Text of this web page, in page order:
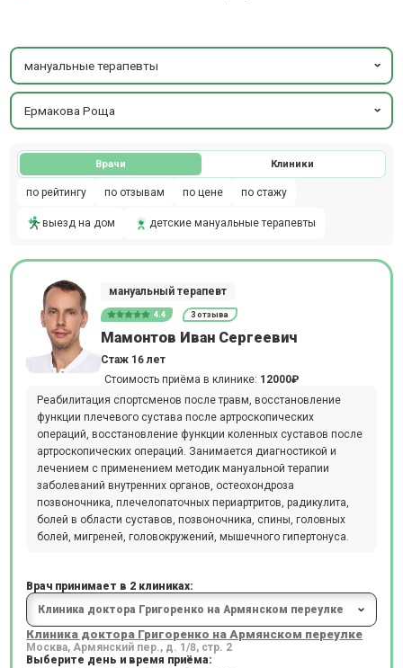
мануальные терапевты
Ермакова Роща
Врачи Клиники
по рейтингу по отзывам по цене по стажу
выезд на дом детские мануальные терапевты
мануальный терапевт
4.4 3 отзыва
Мамонтов Иван Сергеевич
Стаж 16 лет
Стоимость приёма в клинике: 12000₽
Реабилитация спортсменов после травм, восстановление
функции плечевого сустава после артроскопических
операций, восстановление функции коленных суставов после
артроскопических операций. Занимается диагностикой и
лечением с применением методик мануальной терапии
заболеваний внутренних органов, остеохондроза
позвоночника, плечелопаточных периартритов, радикулита,
болей в области суставов, позвоночника, спины, головных
болей, мигреней, головокружений, мышечного гипертонуса.
Врач принимает в 2 клиниках:
Клиника доктора Григоренко на Армянском переулке
Москва, Армянский пер., д. 1/8, стр. 2
Выберите день и время приёма: